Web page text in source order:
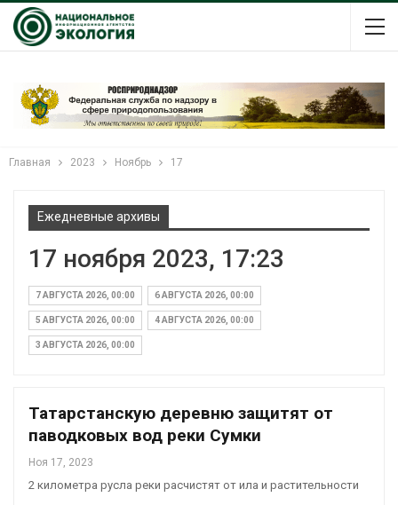
Главная 2023 Ноябрь 17
Ежедневные архивы
17 ноября 2023, 17:23
7 АВГУСТА 2026, 00:00 6 АВГУСТА 2026, 00:00
5 АВГУСТА 2026, 00:00 4 АВГУСТА 2026, 00:00
3 АВГУСТА 2026, 00:00
Татарстанскую деревню защитят от
паводковых вод реки Сумки
Ноя 17, 2023
2 километра русла реки расчистят от ила и растительности